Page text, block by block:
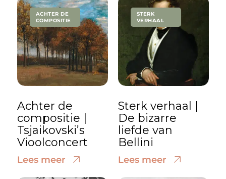
ACHTER DE
COMPOSITIE
Achter de
compositie |
Tsjaikovski’s
Vioolconcert
Lees meer
STERK
VERHAAL
Sterk verhaal |
De bizarre
liefde van
Bellini
Lees meer